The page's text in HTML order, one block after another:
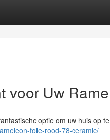
voor Uw
optie om uw huis op te
folie-rood-78-ceramic/